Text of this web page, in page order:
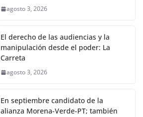
agosto 3, 2026
El derecho de las audiencias y la
manipulación desde el poder: La
Carreta
agosto 3, 2026
En septiembre candidato de la
alianza Morena-Verde-PT; también